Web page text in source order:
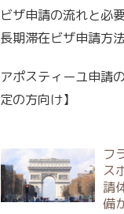
ビザ申請の流れと必
長期滞在ビザ申請方法
アポスティーユ申請
定の方向け】
フ
ス
請
備